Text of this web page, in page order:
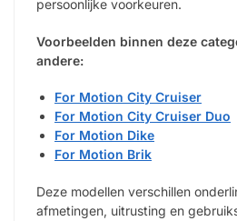
persoonlijke voorkeuren.
Voorbeelden binnen deze
andere:
For Motion City Cruiser
For Motion City Cruiser Duo
For Motion Dike
For Motion Brik
Deze modellen verschillen
afmetingen, uitrusting en